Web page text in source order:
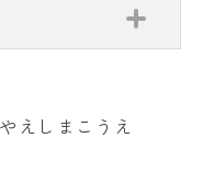
えしまこうえ